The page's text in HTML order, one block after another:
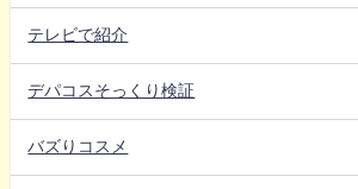
テレビで紹介
デパコスそっくり検証
バズりコスメ